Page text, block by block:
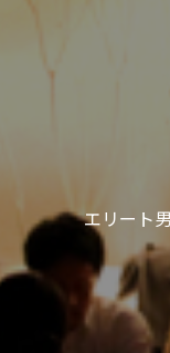
エリート